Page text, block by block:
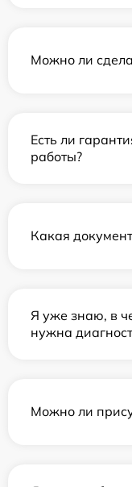
Можно ли
Есть ли
работы?
Какая
Я уже знаю, в
нужна
Можно ли